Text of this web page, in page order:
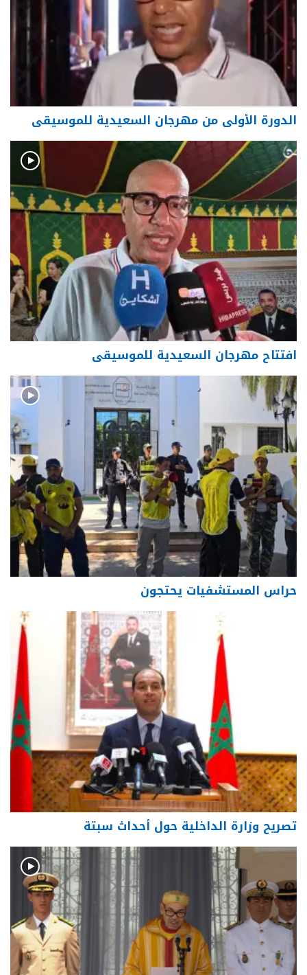
الدورة الأولى من مهرجان السعيدية للموسيقى
افتتاح مهرجان السعيدية للموسيقى
حراس المستشفيات يحتجون
تصريح وزارة الداخلية حول أحداث سبتة